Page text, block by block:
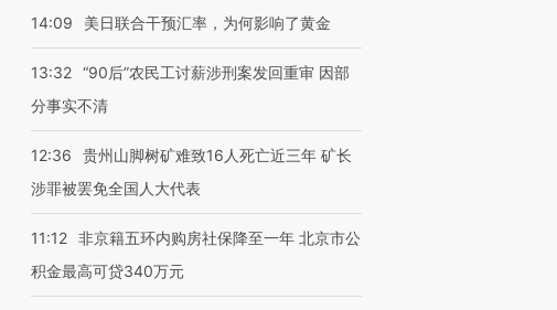
14:09 美日联合干预汇率，为何影响了黄金
13:32 “90后”农民工讨薪涉刑案发回重审 因部
分事实不清
12:36
贵州山脚树矿难致16人死亡近三年 矿长
涉罪被罢免全国人大代表
11:12 非京籍五环内购房社保降至一年 北京市公
积金最高可贷340万元